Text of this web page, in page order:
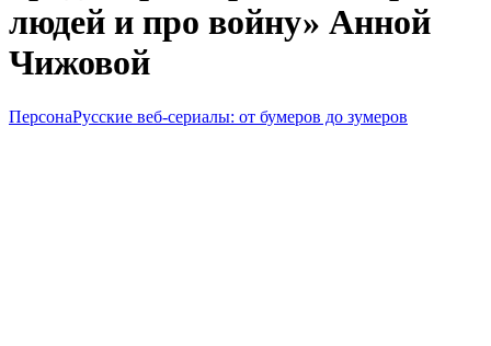
людей и про войну» Анной
Чижовой
ПерсонаРусские веб-сериалы: от бумеров до зумеров